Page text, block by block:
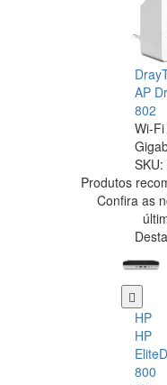
AP
802
Wi-
SKU:
Produtos
Confira as
HP
HP
800